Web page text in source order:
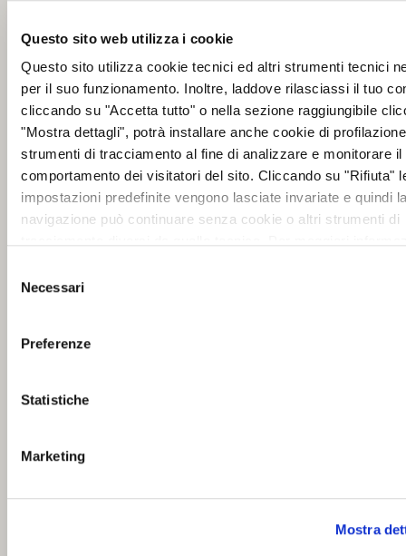
Questo sito web utilizza i cookie
Questo sito utilizza cookie tecnici ed altri strumenti tecnici
per il suo funzionamento. Inoltre, laddove rilasciassi il tuo
cliccando su "Accetta tutto" o nella sezione raggiungibile
"Mostra dettagli", potrà installare anche cookie di
strumenti di tracciamento al fine di analizzare e monitorare il
comportamento dei visitatori del sito. Cliccando su "Rifiuta"
impostazioni predefinite vengono lasciate invariate e quindi
navigazione può continuare senza cookie o altri strumenti di
delNecessari
Preferenze
Statistiche
Marketing
Mostra